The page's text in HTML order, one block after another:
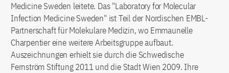
Medicine Sweden leitete. Das "Laboratory for Molecular
Infection Medicine Sweden" ist Teil der Nordischen EMBL-
Partnerschaft für Molekulare Medizin, wo Emmaunelle
Charpentier eine weitere Arbeitsgruppe aufbaut.
Auszeichnungen erhielt sie durch die Schwedische
Fernström Stiftung 2011 und die Stadt Wien 2009. Ihre